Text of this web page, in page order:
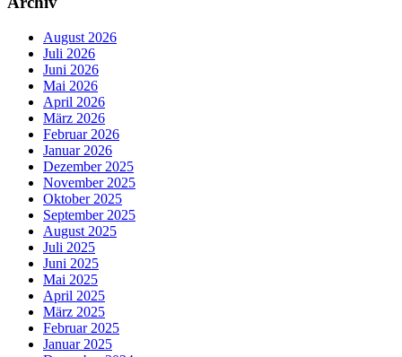
August 2026
Juli 2026
Juni 2026
Mai 2026
April 2026
März 2026
Februar 2026
Januar 2026
Dezember 2025
November 2025
Oktober 2025
September 2025
August 2025
Juli 2025
Juni 2025
Mai 2025
April 2025
März 2025
Februar 2025
Januar 2025